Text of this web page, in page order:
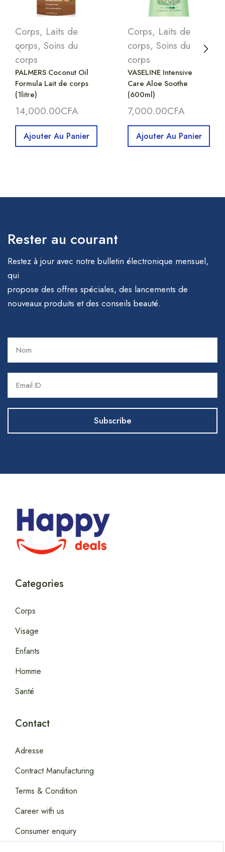
Corps, Laits de
corps, Soins du
corps
PALMERS Coconut Oil
Formula Lait de corps
(1litre)
14,000.00CFA
Ajouter Au Panier
Corps, Laits de
corps, Soins du
corps
VASELINE Intensive
Care Aloe Soothe
(600ml)
7,000.00CFA
Ajouter Au Panier
Rester au courant
Restez à jour avec notre bulletin électronique mensuel,
qui
propose des offres spéciales, des lancements de
nouveaux produits et des conseils beauté.
Categories
Corps
Visage
Enfants
Homme
Santé
Contact
Adresse
Contract Manufacturing
Terms & Condition
Career with us
Consumer enquiry